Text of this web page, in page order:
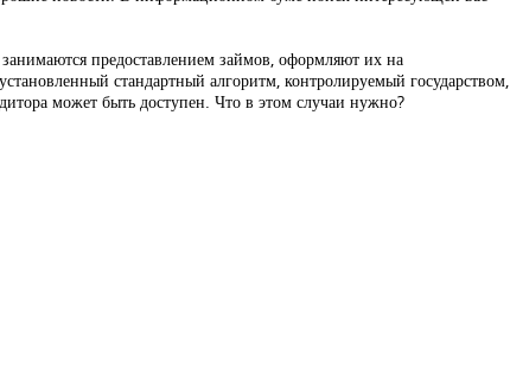
предоставлением займов, оформляют их на
стандартный алгоритм, контролируемый государством,
может быть доступен. Что в этом случаи нужно?